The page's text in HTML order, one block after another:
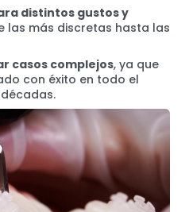
distintos gustos y
las más discretas hasta las
casos complejos, ya que
con éxito en todo el